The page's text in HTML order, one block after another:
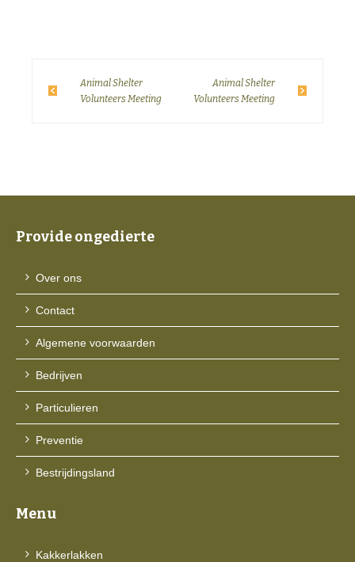
Animal Shelter
Volunteers Meeting
Animal Shelter
Volunteers Meeting
Provide ongedierte
Over ons
Contact
Algemene voorwaarden
Bedrijven
Particulieren
Preventie
Bestrijdingsland
Menu
Kakkerlakken